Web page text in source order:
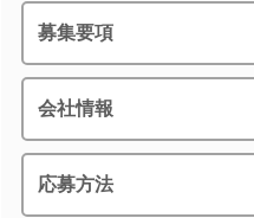
募集要項
会社情報
応募方法